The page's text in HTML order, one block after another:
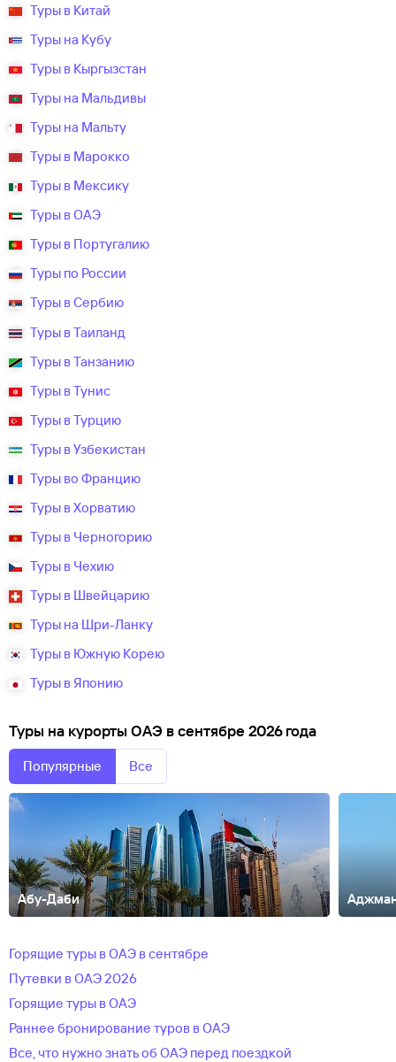
Туры в Китай
Туры на Кубу
Туры в Кыргызстан
Туры на Мальдивы
Туры на Мальту
Туры в Марокко
Туры в Мексику
Туры в ОАЭ
Туры в Португалию
Туры по России
Туры в Сербию
Туры в Таиланд
Туры в Танзанию
Туры в Тунис
Туры в Турцию
Туры в Узбекистан
Туры во Францию
Туры в Хорватию
Туры в Черногорию
Туры в Чехию
Туры в Швейцарию
Туры на Шри-Ланку
Туры в Южную Корею
Туры в Японию
Туры на курорты ОАЭ в сентябре 2026 года
Популярные Все
Абу-Даби
Горящие туры в ОАЭ в сентябре
Путевки в ОАЭ 2026
Горящие туры в ОАЭ
Раннее бронирование туров в ОАЭ
Все, что нужно знать об ОАЭ перед поездкой